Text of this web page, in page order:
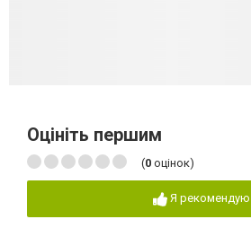
Оцініть першим
(0 оцінок)
Я рекомендую